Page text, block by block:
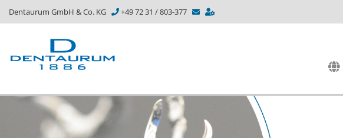
Dentaurum GmbH & Co. KG +49 72 31 / 803-377